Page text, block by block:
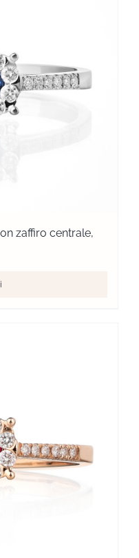
zaffiro centrale,